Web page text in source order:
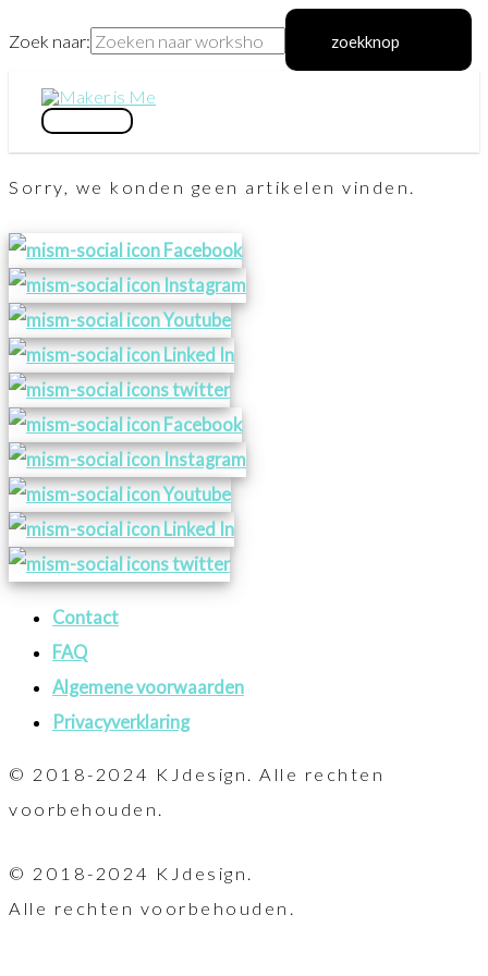
Zoek naar: zoekknop
de
inhoud
hoofdmenu
Sorry, we konden geen artikelen vinden.
Contact
FAQ
Algemene voorwaarden
Privacyverklaring
© 2018-2024 KJdesign. Alle rechten
voorbehouden.
© 2018-2024 KJdesign.
Alle rechten voorbehouden.